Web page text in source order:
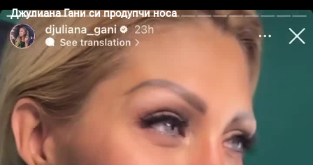
Джулиана Гани си продупчи носа